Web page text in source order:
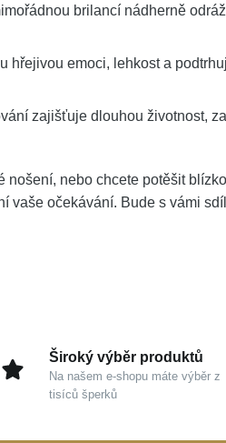
brilancí nádherně
hřejivou emoci, lehkost a
zajišťuje dlouhou životnost,
nebo chcete potěšit
vaše očekávání. Bude s vámi
Široký výběr produktů
Na našem e-shopu máte výběr z
tisíců šperků